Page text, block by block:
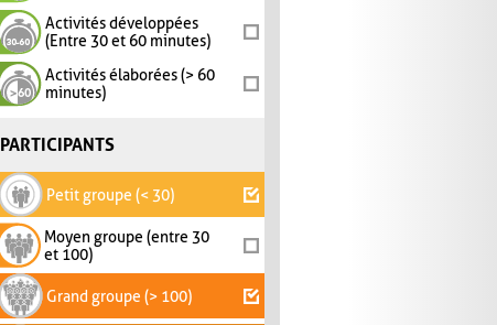
Activités développées
(Entre 30 et 60 minutes)
Activités élaborées (> 60
minutes)
PARTICIPANTS
Petit groupe (< 30)
Moyen groupe (entre 30
et 100)
Grand groupe (> 100)